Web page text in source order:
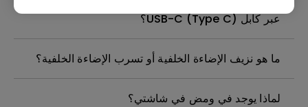
عبر كابل USB-C (Type C)؟
ما هو نزيف الإضاءة الخلفية أو تسرب الإضاءة الخلفية؟
لماذا يوجد في ومض في شاشتي؟